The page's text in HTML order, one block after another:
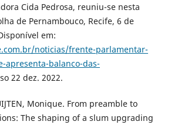
Cida Pedrosa, reuniu-se nesta
de Pernambouco, Recife, 6 de
em:
noticias/frente-parlamentar-
apresenta-balanco-das-
22 dez. 2022.
Monique. From preamble to
The shaping of a slum upgrading